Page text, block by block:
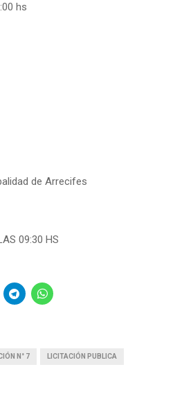
hs
de Arrecifes
09:30 HS
N° 7 LICITACIÓN PUBLICA